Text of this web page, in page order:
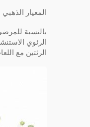
المعيار
بالنسبة
الرئوي
الرئتين مع